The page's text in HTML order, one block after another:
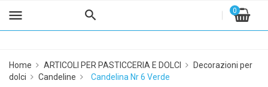
menu 0
Home ARTICOLI PER PASTICCERIA E DOLCI
Decorazioni per
dolci
Candeline Candelina Nr 6 Verde